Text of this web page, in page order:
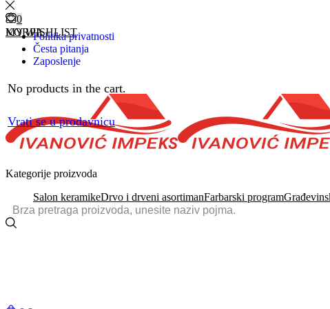
Politika privatnosti
Česta pitanja
Zaposlenje
Kategorije proizvoda
Salon keramikeDrvo i drveni asortimanFarbarski program
0
KORPA
No products in the cart.
Vrati se u prodavnicu
0
MY WISHLIST